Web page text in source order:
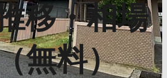
移・相場
無料）